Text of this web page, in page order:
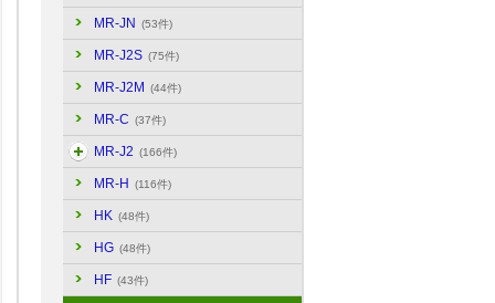
MR-JN (53件)
MR-J2S (75件)
MR-J2M (44件)
MR-C (37件)
MR-J2 (166件)
MR-H (116件)
HK (48件)
HG (48件)
HF (43件)